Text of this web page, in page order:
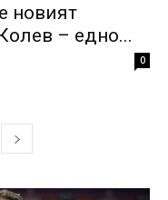
новият
– едно...
0